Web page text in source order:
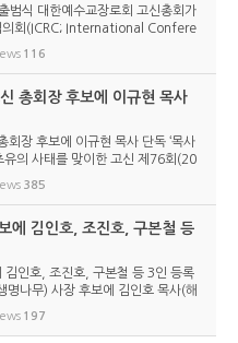
범식 대한예수교장로회 고신총회가
의회(ICRC; International Confere
총회를 앞두고 본격적인 준비
20일 서울 남서울교회에서 ‘ICRC
116
총회장 후보에 이규현 목사
장 후보에 이규현 목사 단독 ‘목사
유의 사태를 맞이한 고신 제76회(20
현 목사(인천노회) 단독으로 입후보
회의 추천을 받아 입후보했던 강영
385
에 김인호, 조진호, 구본철 등
김인호, 조진호, 구본철 등 3인 등록
명나무) 사장 후보에 김인호 목사(해
망교회), 구본철 장로(남서울교회)
목사(유호교회)도 거론되었으나 최
197